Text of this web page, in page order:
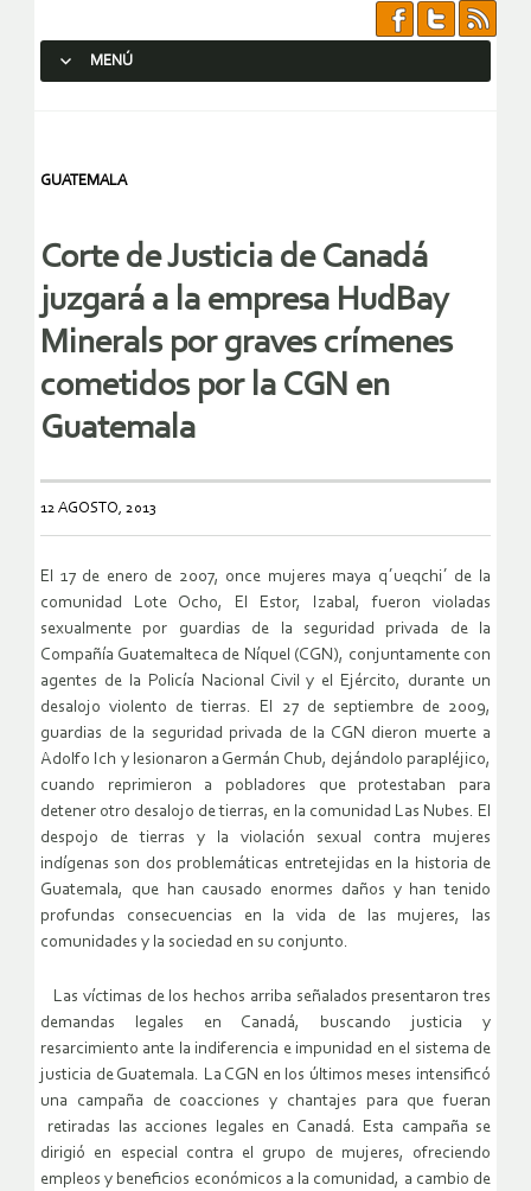
MENÚ
GUATEMALA
Corte de Justicia de Canadá
juzgará a la empresa HudBay
Minerals por graves crímenes
cometidos por la CGN en
Guatemala
12 AGOSTO, 2013
El 17 de enero de 2007, once mujeres maya q´ueqchi´ de la
comunidad Lote Ocho, El Estor, Izabal, fueron violadas
sexualmente por guardias de la seguridad privada de la
Compañía Guatemalteca de Níquel (CGN), conjuntamente con
agentes de la Policía Nacional Civil y el Ejército, durante un
desalojo violento de tierras. El 27 de septiembre de 2009,
guardias de la seguridad privada de la CGN dieron muerte a
Adolfo Ich y lesionaron a Germán Chub, dejándolo parapléjico,
cuando reprimieron a pobladores que protestaban para
detener otro desalojo de tierras, en la comunidad Las Nubes. El
despojo de tierras y la violación sexual contra mujeres
indígenas son dos problemáticas entretejidas en la historia de
Guatemala, que han causado enormes daños y han tenido
profundas consecuencias en la vida de las mujeres, las
comunidades y la sociedad en su conjunto.
Las víctimas de los hechos arriba señalados presentaron tres
demandas legales en Canadá, buscando justicia y
resarcimiento ante la indiferencia e impunidad en el sistema de
justicia de Guatemala. La CGN en los últimos meses intensificó
una campaña de coacciones y chantajes para que fueran
retiradas las acciones legales en Canadá. Esta campaña se
dirigió en especial contra el grupo de mujeres, ofreciendo
empleos y beneficios económicos a la comunidad, a cambio de